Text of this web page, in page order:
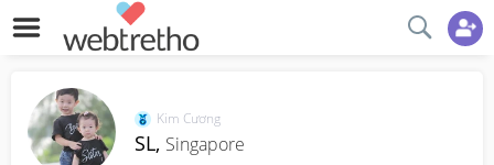
Kim Cương
SL, Singapore